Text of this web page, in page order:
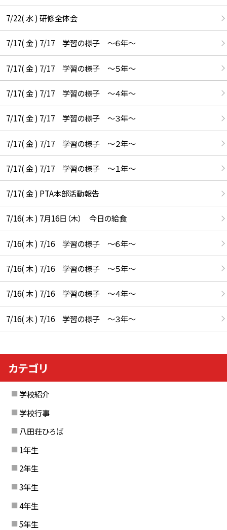
7/22( 水 ) 研修全体会
7/17( 金 ) 7/17 学習の様子 ～６年～
7/17( 金 ) 7/17 学習の様子 ～５年～
7/17( 金 ) 7/17 学習の様子 ～４年～
7/17( 金 ) 7/17 学習の様子 ～３年～
7/17( 金 ) 7/17 学習の様子 ～２年～
7/17( 金 ) 7/17 学習の様子 ～１年～
7/17( 金 ) PTA本部活動報告
7/16( 木 ) 7月16日（木） 今日の給食
7/16( 木 ) 7/16 学習の様子 ～６年～
7/16( 木 ) 7/16 学習の様子 ～５年～
7/16( 木 ) 7/16 学習の様子 ～４年～
7/16( 木 ) 7/16 学習の様子 ～３年～
カテゴリ
学校紹介
学校行事
八田荘ひろば
1年生
2年生
3年生
4年生
5年生